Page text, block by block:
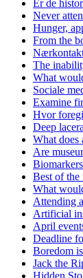
Er de
Never
Hunger,
From the
The
What
Sociale
Examine
Hvor
Deep
What does
Are
Best of the
What
Attending
Artificial
April
Deadline
Boredom
Jack the
Hidden